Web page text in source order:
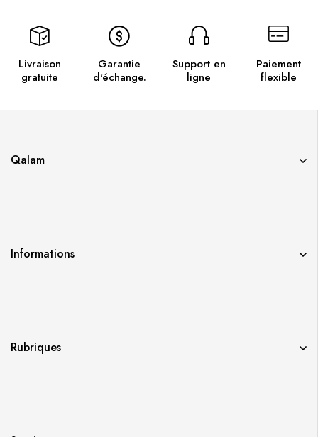
Livraison
gratuite
Garantie
d'échange.
Support en
ligne
Paiement
flexible
Qalam
Informations
Rubriques